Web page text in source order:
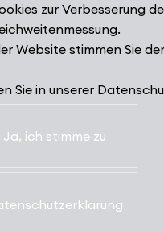
zur Verbesserung
Website stimmen Sie
Sie in unserer
Ja, ich stimme zu